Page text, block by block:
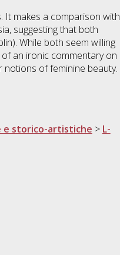
It makes a comparison with
suggesting that both
While both seem willing
an ironic commentary on
notions of feminine beauty.
e storico-artistiche > L-